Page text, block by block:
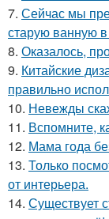
7. Сейчас мы
старую ванную
8. Оказалось,
9. Китайские
правильно
10. Невежды
11. Вспомните,
12. Мама года
13. Только
от интерьера.
14. Существует